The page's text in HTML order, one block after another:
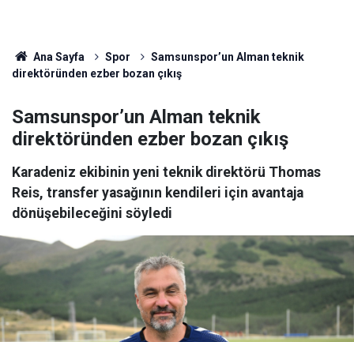
Ana Sayfa Spor
Samsunspor’un Alman teknik
direktöründen ezber bozan çıkış
Samsunspor’un Alman teknik
direktöründen ezber bozan çıkış
Karadeniz ekibinin yeni teknik direktörü Thomas
Reis, transfer yasağının kendileri için avantaja
dönüşebileceğini söyledi